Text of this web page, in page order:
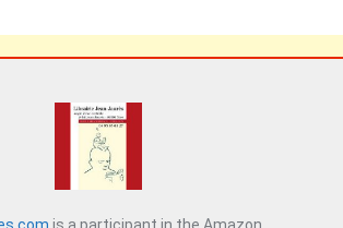
is a participant in the Amazon